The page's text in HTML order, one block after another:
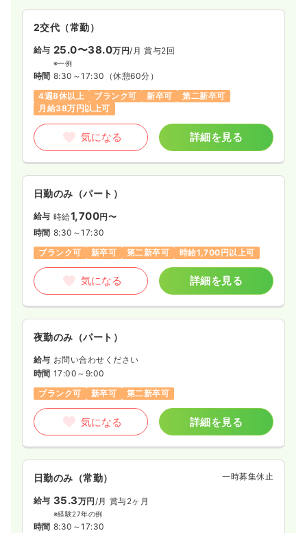
2交代（常勤）
給与 25.0〜38.0万円/月 賞与2回
※一例
時間 8:30～17:30 （休憩60分）
4週8休以上
ブランク可 新卒可
第二新卒可
月給38万円以上可
気になる 詳細を見る
日勤のみ（パート）
給与 時給1,700円〜
時間 8:30～17:30
ブランク可
新卒可 第二新卒可 時給1,700円以上可
気になる 詳細を見る
夜勤のみ（パート）
給与 お問い合わせください
時間 17:00～9:00
ブランク可
新卒可 第二新卒可
気になる 詳細を見る
日勤のみ（常勤） 一時募集休止
給与 35.3万円/月 賞与2ヶ月
※経験27年の例
時間 8:30～17:30